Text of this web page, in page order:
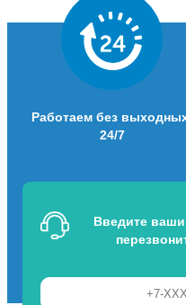
Работаем без
24/7
Введите